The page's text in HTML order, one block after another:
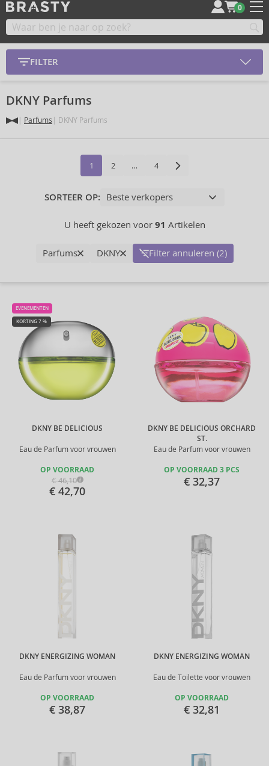
0
FILTER
DKNY Parfums
Parfums DKNY Parfums
1 2 … 4
SORTEER OP:
U heeft gekozen voor 91 Artikelen
Parfums DKNY Filter annuleren (2)
DKNY BE DELICIOUS
Eau de Parfum voor vrouwen
EVENEMENTEN
KORTING 7 %
OP VOORRAAD
€ 46,10
€ 42,70
DKNY BE DELICIOUS ORCHARD
ST.
Eau de Parfum voor vrouwen
OP VOORRAAD 3 PCS
€ 32,37
DKNY ENERGIZING WOMAN
Eau de Parfum voor vrouwen
OP VOORRAAD
€ 38,87
DKNY ENERGIZING WOMAN
Eau de Toilette voor vrouwen
OP VOORRAAD
€ 32,81